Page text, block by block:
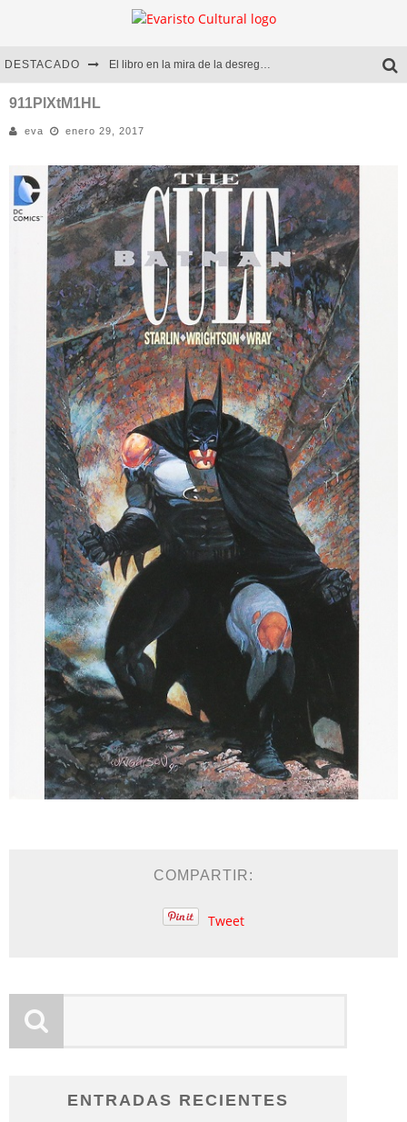
DESTACADO El libro en la mira de la desregulación
Diego Meret | Hotel Acapulco
Alejandra Correa | La nieve
911PlXtM1HL
eva enero 29, 2017
COMPARTIR:
Tweet
ENTRADAS RECIENTES